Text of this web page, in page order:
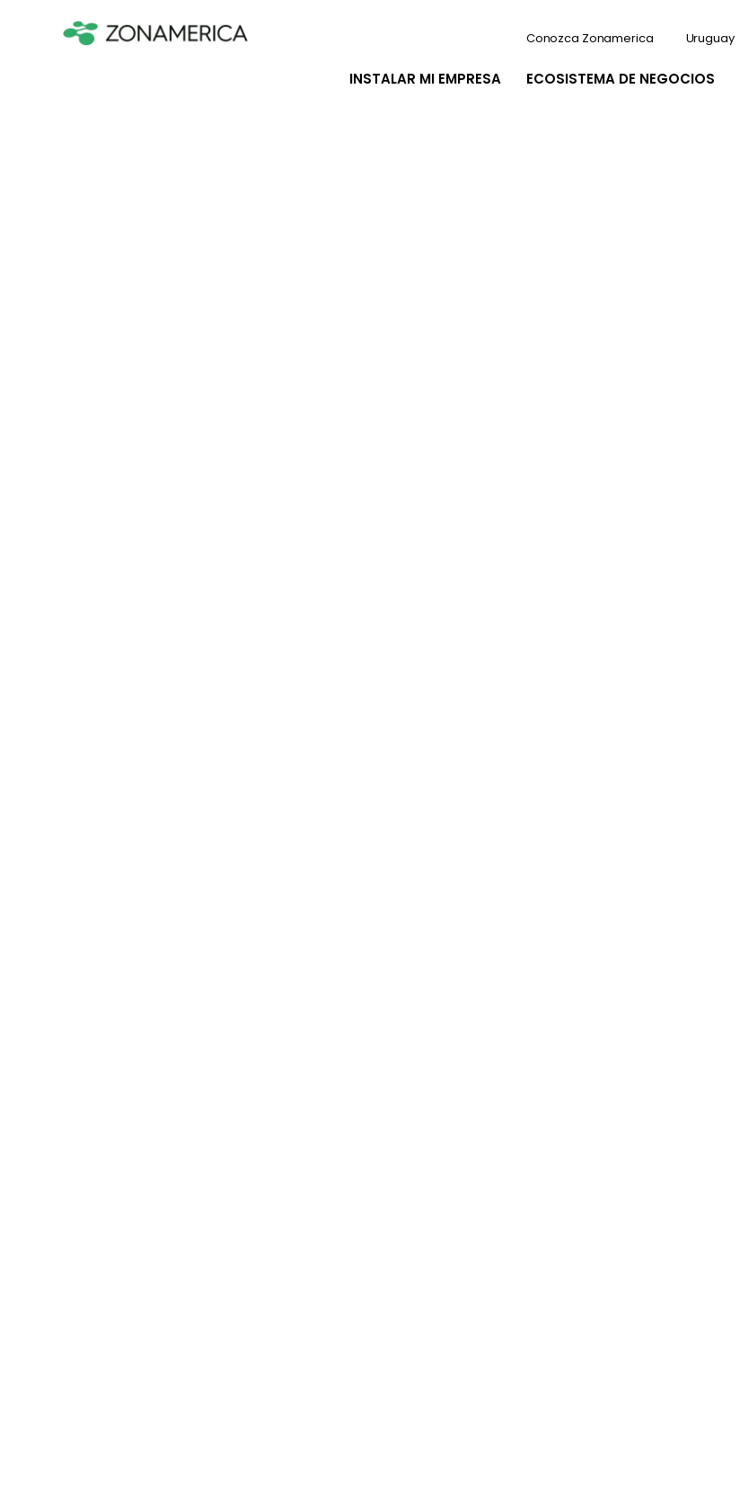
INSTALAR MI EMPRESA ECOSISTEMA DE NEGOCIOS
Conozca Zonamerica Uruguay